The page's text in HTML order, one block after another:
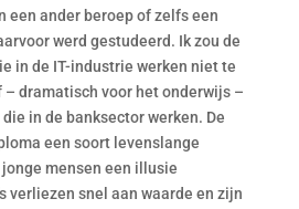
een ander beroep of zelfs een
werd gestudeerd. Ik zou de
in de IT-industrie werken niet te
– dramatisch voor het onderwijs –
in de banksector werken. De
een soort levenslange
mensen een illusie
verliezen snel aan waarde en zijn